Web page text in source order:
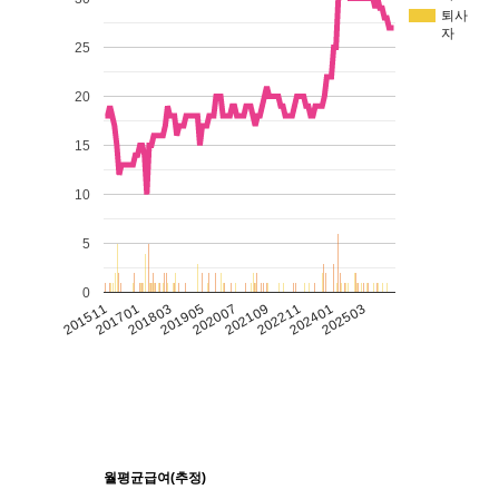
퇴사
자
201511201701201803201905202007202109202211202401202503
0
5
10
15
20
25
월평균급여(추정)